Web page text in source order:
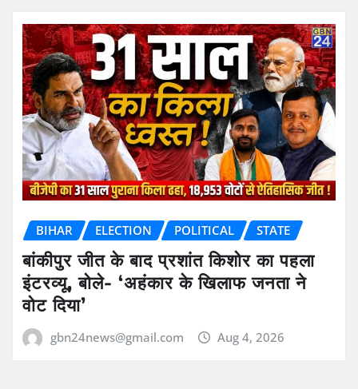
BIHAR ELECTION POLITICAL STATE
बांकीपुर जीत के बाद प्रशांत किशोर का पहला
इंटरव्यू, बोले- ‘अहंकार के खिलाफ जनता ने
वोट दिया’
gbn24news@gmail.com Aug 4, 2026